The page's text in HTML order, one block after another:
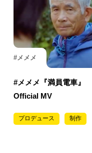
#メメメ
#メメメ『満員電車』
Official MV
プロデュース 制作